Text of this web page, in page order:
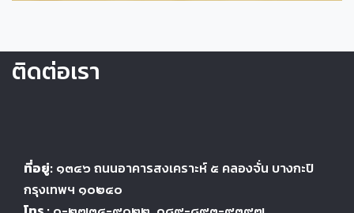
ติดต่อเรา
ที่อยู่: ๑๓๔๖ ถนนอาคารสงเคราะห์ ๕ คลองจั่น บางกะปิ
กรุงเทพฯ ๑๐๒๔๐